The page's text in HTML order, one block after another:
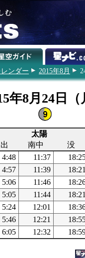
ンダー 2015年8月
年8月24日（
太陽
出 南中 没
4:48 11:37
4:57 11:39 18:21
5:06 11:46
5:05 11:44 18:21
5:24 12:01
5:46 12:21
6:05 12:32